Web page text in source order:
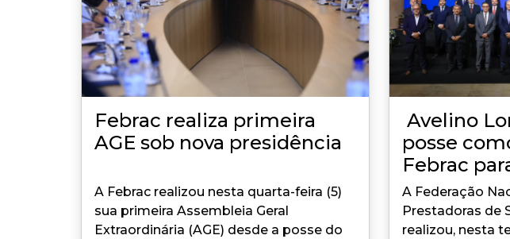
Febrac realiza primeira
AGE sob nova presidência
A Febrac realizou nesta quarta-feira (5)
sua primeira Assembleia Geral
Extraordinária (AGE) desde a posse do
Avelino
posse
Febrac
A Federação
Prestadoras de
realizou, nesta